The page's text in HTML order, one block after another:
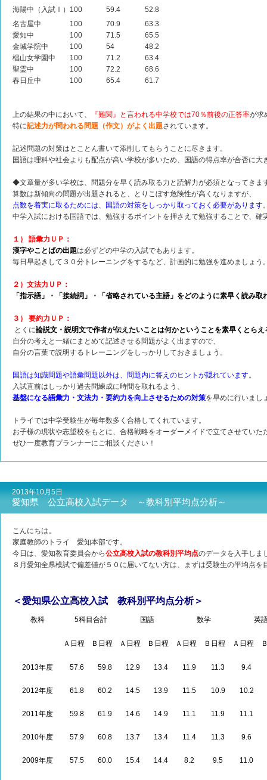
海陽中（入試Ⅰ） 100 59.4
52.8
名古屋中
100 70.9
63.3
愛知中
100 71.5
65.5
金城学院中
100 54
48.2
椙山女学園中
100 71.2
63.4
聖霊中
100 72.2
68.6
春日丘中
100 65.4 61.7
上の結果の中において、 『難関』と言われる中学校では70％前後の正答率が求
特に記述力が問われる問題（作文）がよく出題されています。
記述問題の対策はとことん書いて添削してもらうことに尽きます。
国語は理科や社会よりも配点が高い学校が多いため、国語の得点率が合否に大
◆文章量が多い学校は、問題分を早く読み取る力と読解力が必須となってきま
算数は新傾向の問題が出題されると、とりこぼす危険性が高くなりますが、
点数を着実に取るためには、国語の対策をしっかり取っておく必要があります
中学入試における国語では、勉強するポイントを押さえて勉強することで、確
１） 語彙力ＵＰ：
漢字やことばの出題は必ずどの中学の入試でもあります。
毎日早起きして３０分トレーニングをするなど、計画的に勉強を進めましょう
２）文法力ＵＰ：
「指示語」・「接続詞」・「省略されている主語」をどのように素早く読み取
３） 要約力ＵＰ ：
とくに論説文・説明文で作者が伝えたいことは何かということを素早くとらえ
自分の考えと一緒にまとめて記述させる問題がよく出ますので、
自分の言葉で説明するトレーニングをしっかりしておきましょう。
国語は知識問題や語彙問題以外は、問題内に答えのヒントが隠れています。
入試直前はしっかり過去問練成に時間を取れるよう、
基盤になる語彙力・文法力・要約力を向上させるための対策を早めに行いまし
トライでは中学受験生が毎年数多く合格してくれています。
お子様の現状や志望校をもとに、合格戦略をオーダーメイドで立てさせていた
ぜひ一度教育プランナーにご相談ください！
2013年10月5日
愛知県 公立高校入試データ ～教科別平均点分析～
こんにちは。
家庭教師のトライ 愛知本部です。
今日は、愛知教育委員会から公立高校入試の教科別平均点のデータを入手しま
８月愛知全県模試で偏差値が５０に届いてない方は、まずは受験生の平均点を
＜愛知県公立高校入試 教科別平均点分析＞
教科 5科目合計 国語 数学 英
Ａ日程 Ｂ日程 Ａ日程 Ｂ日程 Ａ日程 Ｂ日程 Ａ日程
2013年度 57.6 59.8 12.9 13.4 11.9 11.3 9.4
2012年度 61.8 60.2 14.5 13.9 11.5 10.9 10.2
2011年度 59.8 61.9 14.6 14.9 11.1 11.9 11.1
2010年度 57.9 60.8 13.7 13.4 11.4 11.3 9.6
2009年度 57.5 60.0 15.4 14.4 8.2 9.5 11.0